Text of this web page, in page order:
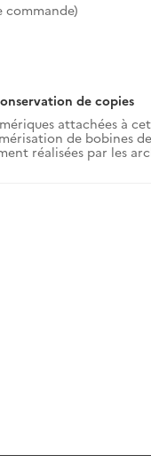
commande)
de copies
attachées à
de bobines
réalisées par les